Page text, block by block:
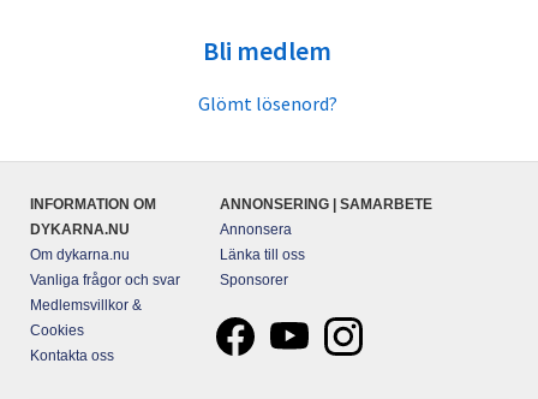
Bli medlem
Glömt lösenord?
INFORMATION OM
DYKARNA.NU
Om dykarna.nu
Vanliga frågor och svar
Medlemsvillkor &
Cookies
Kontakta oss
ANNONSERING | SAMARBETE
Annonsera
Länka till oss
Sponsorer